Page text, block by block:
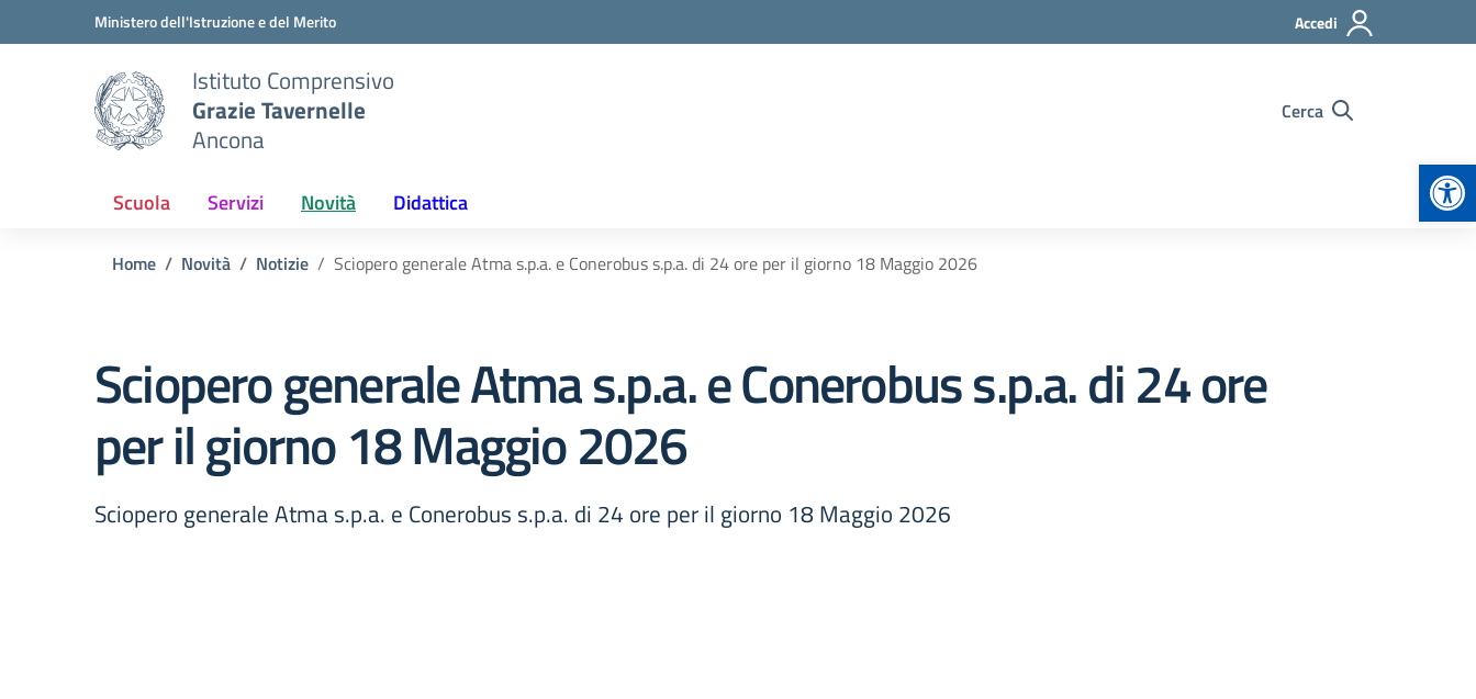
Vai ai contenuti
Vai al menu di navigazioneMinistero dell'Istruzione e del Merito Accedi
Istituto Comprensivo
Grazie Tavernelle
Ancona
Cerca
Scuola Servizi Novità Didattica
Home Novità Notizie Sciopero generale Atma s.p.a. e Conerobus s.p.a. di 24 ore per il giorno 18 Maggio 2026
Sciopero generale Atma s.p.a. e Conerobus s.p.a. di 24 ore
per il giorno 18 Maggio 2026
Sciopero generale Atma s.p.a. e Conerobus s.p.a. di 24 ore per il giorno 18 Maggio 2026